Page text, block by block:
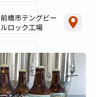
前橋市テングビー
ルロック工場